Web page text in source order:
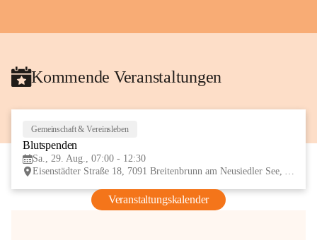
Kommende Veranstaltungen
Gemeinschaft & Vereinsleben
Blutspenden
Sa., 29. Aug., 07:00 - 12:30
Eisenstädter Straße 18, 7091 Breitenbrunn am Neusiedler See, AUT
Veranstaltungskalender